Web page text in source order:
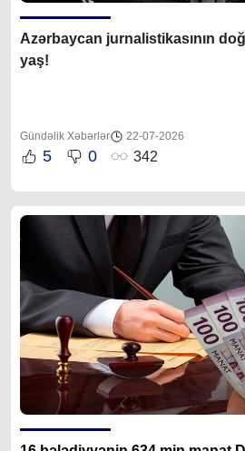
Azərbaycan jurnalistikasının
yaş!
Gündəlik Xəbərlər 22-07-2026
5 0 342